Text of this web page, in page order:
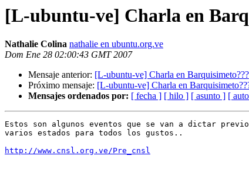
[L-ubuntu-ve] Charla en
Nathalie Colina nathalie en ubuntu.org.ve
Dom Ene 28 02:00:43 GMT 2007
Mensaje anterior: [L-ubuntu-ve] Charla en Barquisimeto???
Próximo mensaje: [L-ubuntu-ve] Charla en
Mensajes ordenados por: [ fecha ] [ hilo ] [ asunto ] [
Estos son algunos eventos que se van a dictar
varios estados para todos los gustos..
http://www.cnsl.org.ve/Pre_cnsl